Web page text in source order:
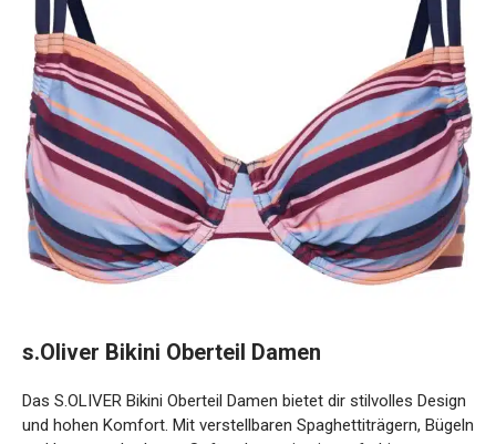
Design und hohen Komfort. Mit verstellbaren
Spaghettiträgern, Bügeln und herausnehmbaren Softpads